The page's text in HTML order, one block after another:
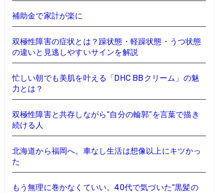
補助金で家計が楽に
双極性障害の症状とは？躁状態・軽躁状態・うつ状態
の違いと見逃しやすいサインを解説
忙しい朝でも美肌を叶える「DHC BBクリーム」の魅
力とは？
双極性障害と共存しながら“自分の輪郭”を言葉で描き
続ける人
北海道から福岡へ。車なし生活は想像以上にキツかっ
た
もう無理に巻かなくていい。40代で気づいた“黒髪の